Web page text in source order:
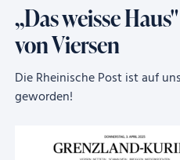
,,Das weisse Haus"
von Viersen
Die Rheinische Post ist auf
geworden!